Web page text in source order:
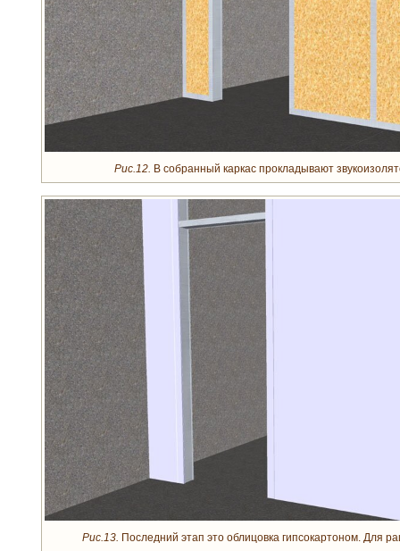
Рис.12. В собранный каркас прокладывают
Рис.13. Последний этап это облицовка гипсокартоном. Для